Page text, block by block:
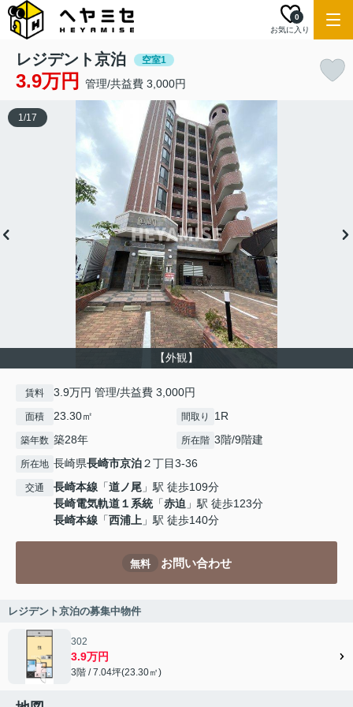
お気に入り
0
レジデント京泊 空室1
3.9万円 管理/共益費 3,000円
【外観】
1/17
賃料 3.9万円 管理/共益費 3,000円
面積 23.30㎡ 間取り 1R
築年数 築28年 所在階 3階/9階建
所在地 長崎県長崎市京泊２丁目3-36
交通 長崎本線 「道ノ尾 」駅 徒歩109分
長崎電気軌道１系統「赤迫 」駅 徒歩123分
長崎本線 「西浦上 」駅 徒歩140分
無料 お問い合わせ
レジデント京泊の募集中物件
302
3.9万円
3階 / 7.04坪(23.30㎡)